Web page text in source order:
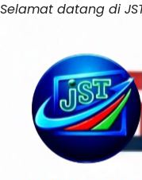
Selamat datang di